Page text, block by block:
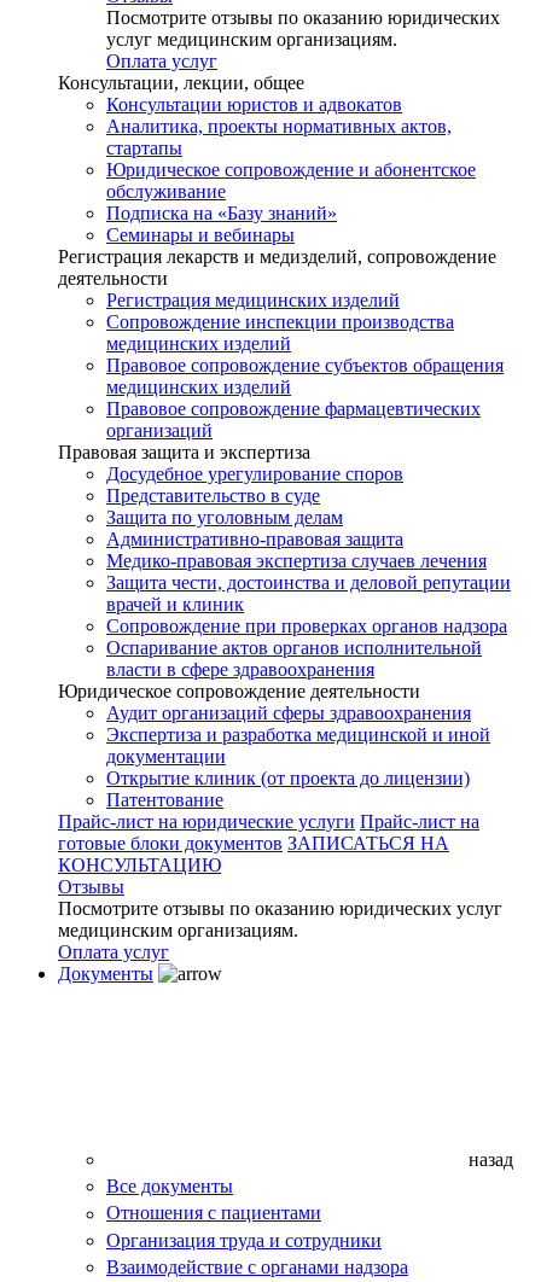
Посмотрите отзывы по оказанию юридических
услуг медицинским организациям.
Оплата услуг
Консультации, лекции, общее
Консультации юристов и адвокатов
Аналитика, проекты нормативных актов,
стартапы
Юридическое сопровождение и абонентское
обслуживание
Подписка на «Базу знаний»
Семинары и вебинары
Регистрация лекарств и медизделий, сопровождение
деятельности
Регистрация медицинских изделий
Сопровождение инспекции производства
медицинских изделий
Правовое сопровождение субъектов обращения
медицинских изделий
Правовое сопровождение фармацевтических
организаций
Правовая защита и экспертиза
Досудебное урегулирование споров
Представительство в суде
Защита по уголовным делам
Административно-правовая защита
Медико-правовая экспертиза случаев лечения
Защита чести, достоинства и деловой репутации
врачей и клиник
Сопровождение при проверках органов надзора
Оспаривание актов органов исполнительной
власти в сфере здравоохранения
Юридическое сопровождение деятельности
Аудит организаций сферы здравоохранения
Экспертиза и разработка медицинской и иной
документации
Открытие клиник (от проекта до лицензии)
Патентование
Прайс-лист на юридические услуги Прайс-лист на
готовые блоки документов ЗАПИСАТЬСЯ НА
КОНСУЛЬТАЦИЮ
Отзывы
Посмотрите отзывы по оказанию юридических услуг
медицинским организациям.
Оплата услуг
Документы
назад
Все документы
Отношения с пациентами
Организация труда и сотрудники
Взаимодействие с органами надзора